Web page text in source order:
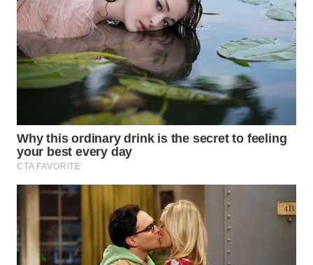
WN
KALTARA
WN
KALSEL
WN
KALTIM
SULSEL
WN
GORONTALO